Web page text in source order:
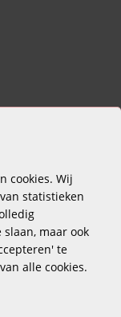
cookies. Wij
statistieken
maar ook
te
alle cookies.